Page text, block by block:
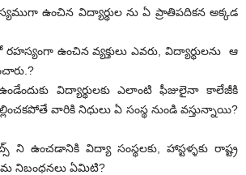
ఉంచిన విద్యార్థుల ను ఏ ప్రాతిపదికన అక్కడ
ఉంచిన వ్యక్తులు ఎవరు, విద్యార్థులను ఆ
విద్యార్థులకు ఎలాంటి ఫీజులైనా కాలేజీకి
వారికి నిధులు ఏ సంస్థ నుండి వస్తున్నాయి?
ని ఉంచడానికి విద్యా సంస్థలకు, హాస్టళ్ళకు రాష్ట్ర
నిబంధనలు ఏమిటి?